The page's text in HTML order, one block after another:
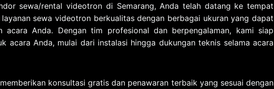
sewa/rental videotron di Semarang, Anda telah datang ke tempat
sewa videotron berkualitas dengan berbagai ukuran yang dapat
acara Anda. Dengan tim profesional dan berpengalaman, kami siap
acara Anda, mulai dari instalasi hingga dukungan teknis selama acara
konsultasi gratis dan penawaran terbaik yang sesuai dengan